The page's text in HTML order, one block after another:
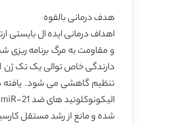
هدف درمانی بالقوه
و مقاومت به مرگ برنامه ریزی